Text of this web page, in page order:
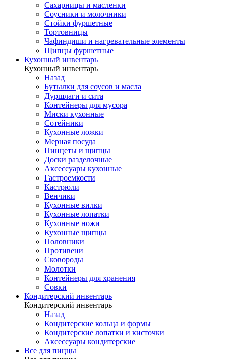
Сахарницы и масленки
Соусники и молочники
Стойки фуршетные
Тортовницы
Чафиндиши и нагревательные элементы
Щипцы фуршетные
Кухонный инвентарь
Кухонный инвентарь
Назад
Бутылки для соусов и масла
Дуршлаги и сита
Контейнеры для мусора
Миски кухонные
Сотейники
Кухонные ложки
Мерная посуда
Пинцеты и щипцы
Доски разделочные
Аксессуары кухонные
Гастроемкости
Кастрюли
Венчики
Кухонные вилки
Кухонные лопатки
Кухонные ножи
Кухонные щипцы
Половники
Противени
Сковороды
Молотки
Контейнеры для хранения
Совки
Кондитерский инвентарь
Кондитерский инвентарь
Назад
Кондитерские кольца и формы
Кондитерские лопатки и кисточки
Аксессуары кондитерские
Все для пиццы